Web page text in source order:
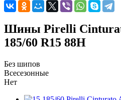
Шины Pirelli
185/60 R15 88H
Без шипов
Всесезонные
Нет